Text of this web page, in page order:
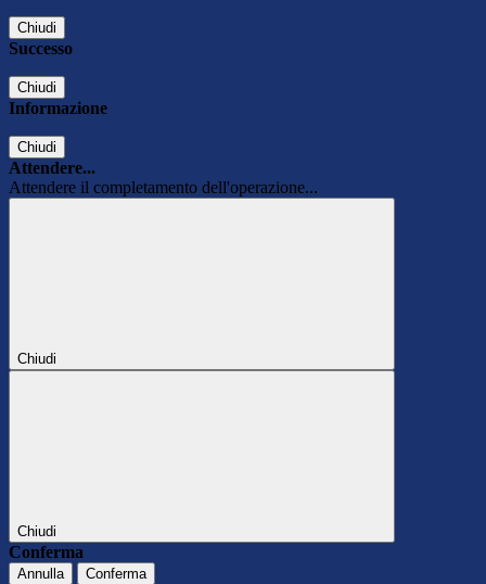
Chiudi
Successo
Chiudi
Informazione
Chiudi
Attendere...
Attendere il completamento dell'operazione...
Chiudi
Chiudi
Conferma
Annulla Conferma